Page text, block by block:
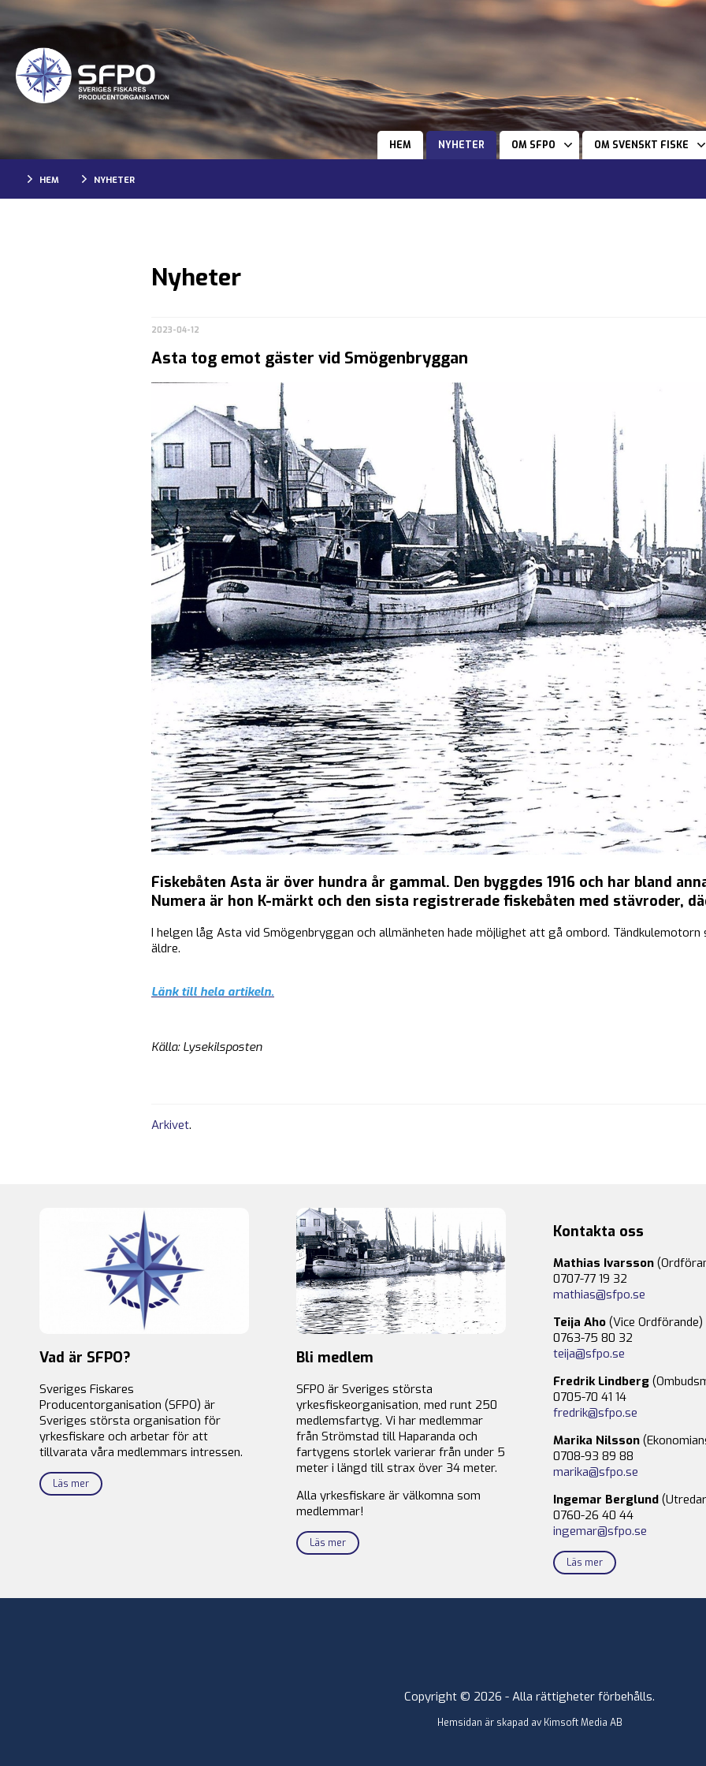
HEM NYHETER OM SFPO OM SVENSKT FISKE
HEM NYHETER
Nyheter
2023-04-12
Asta tog emot gäster vid Smögenbryggan
Fiskebåten Asta är över hundra år gammal. Den byggdes 1916 och har bland
Numera är hon K-märkt och den sista registrerade fiskebåten med stävroder,
I helgen låg Asta vid Smögenbryggan och allmänheten hade möjlighet att gå ombord.
äldre.
Länk till hela artikeln.
Källa: Lysekilsposten
Arkivet.
Vad är SFPO?
Sveriges Fiskares
Producentorganisation (SFPO) är
Sveriges största organisation för
yrkesfiskare och arbetar för att
tillvarata våra medlemmars intressen.
Läs mer
Bli medlem
SFPO är Sveriges största
yrkesfiskeorganisation, med runt 250
medlemsfartyg. Vi har medlemmar
från Strömstad till Haparanda och
fartygens storlek varierar från under 5
meter i längd till strax över 34 meter.
Alla yrkesfiskare är välkomna som
medlemmar!
Läs mer
Kontakta oss
Mathias Ivarsson
0707-77 19 32
mathias@sfpo.se
Teija Aho (Vice Ordförande)
0763-75 80 32
teija@sfpo.se
Fredrik Lindberg
0705-70 41 14
fredrik@sfpo.se
Marika Nilsson
0708-93 89 88
marika@sfpo.se
Ingemar Berglund
0760-26 40 44
ingemar@sfpo.se
Läs mer
Copyright © 2026 - Alla rättigheter förbehålls.
Hemsidan är skapad av Kimsoft Media AB